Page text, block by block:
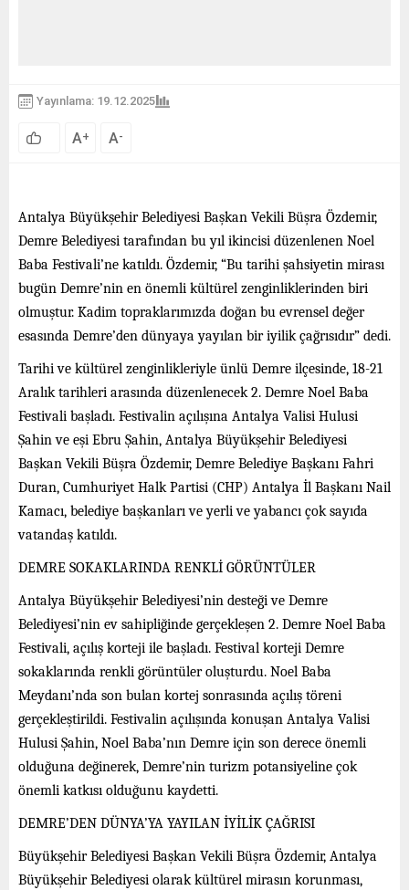
Yayınlama: 19.12.2025
A+ A-
Antalya Büyükşehir Belediyesi Başkan Vekili Büşra Özdemir,
Demre Belediyesi tarafından bu yıl ikincisi düzenlenen Noel
Baba Festivali’ne katıldı. Özdemir, “Bu tarihi şahsiyetin mirası
bugün Demre’nin en önemli kültürel zenginliklerinden biri
olmuştur. Kadim topraklarımızda doğan bu evrensel değer
esasında Demre’den dünyaya yayılan bir iyilik çağrısıdır” dedi.
Tarihi ve kültürel zenginlikleriyle ünlü Demre ilçesinde, 18-21
Aralık tarihleri arasında düzenlenecek 2. Demre Noel Baba
Festivali başladı. Festivalin açılışına Antalya Valisi Hulusi
Şahin ve eşi Ebru Şahin, Antalya Büyükşehir Belediyesi
Başkan Vekili Büşra Özdemir, Demre Belediye Başkanı Fahri
Duran, Cumhuriyet Halk Partisi (CHP) Antalya İl Başkanı Nail
Kamacı, belediye başkanları ve yerli ve yabancı çok sayıda
vatandaş katıldı.
DEMRE SOKAKLARINDA RENKLİ GÖRÜNTÜLER
Antalya Büyükşehir Belediyesi’nin desteği ve Demre
Belediyesi’nin ev sahipliğinde gerçekleşen 2. Demre Noel Baba
Festivali, açılış korteji ile başladı. Festival korteji Demre
sokaklarında renkli görüntüler oluşturdu. Noel Baba
Meydanı’nda son bulan kortej sonrasında açılış töreni
gerçekleştirildi. Festivalin açılışında konuşan Antalya Valisi
Hulusi Şahin, Noel Baba’nın Demre için son derece önemli
olduğuna değinerek, Demre’nin turizm potansiyeline çok
önemli katkısı olduğunu kaydetti.
DEMRE’DEN DÜNYA’YA YAYILAN İYİLİK ÇAĞRISI
Büyükşehir Belediyesi Başkan Vekili Büşra Özdemir, Antalya
Büyükşehir Belediyesi olarak kültürel mirasın korunması,